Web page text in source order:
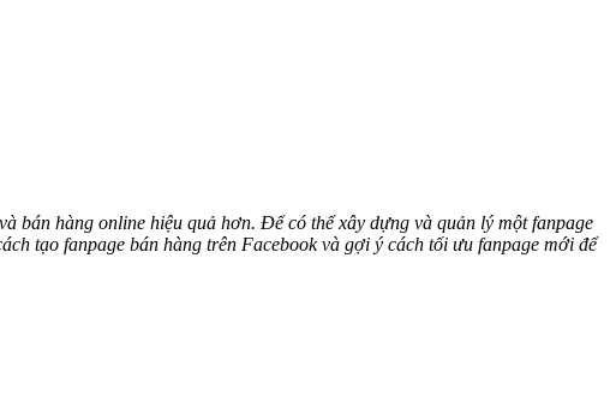
bán hàng online hiệu quả hơn. Để có thể xây dựng và quản lý một fanpage
tạo fanpage bán hàng trên Facebook và gợi ý cách tối ưu fanpage mới để